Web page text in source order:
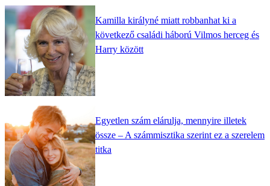
Kamilla királyné miatt robbanhat ki a
következő családi háború Vilmos herceg és
Harry között
Egyetlen szám elárulja, mennyire illetek
össze – A számmisztika szerint ez a szerelem
titka